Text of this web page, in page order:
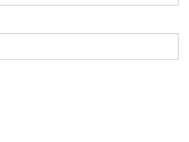
используя